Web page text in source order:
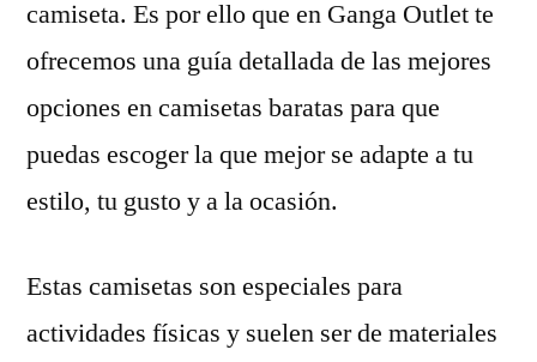
camiseta. Es por ello que en Ganga Outlet te
ofrecemos una guía detallada de las mejores
opciones en camisetas baratas para que
puedas escoger la que mejor se adapte a tu
estilo, tu gusto y a la ocasión.
Estas camisetas son especiales para
actividades físicas y suelen ser de materiales